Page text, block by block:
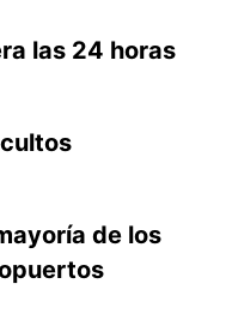
las 24 horas
de los